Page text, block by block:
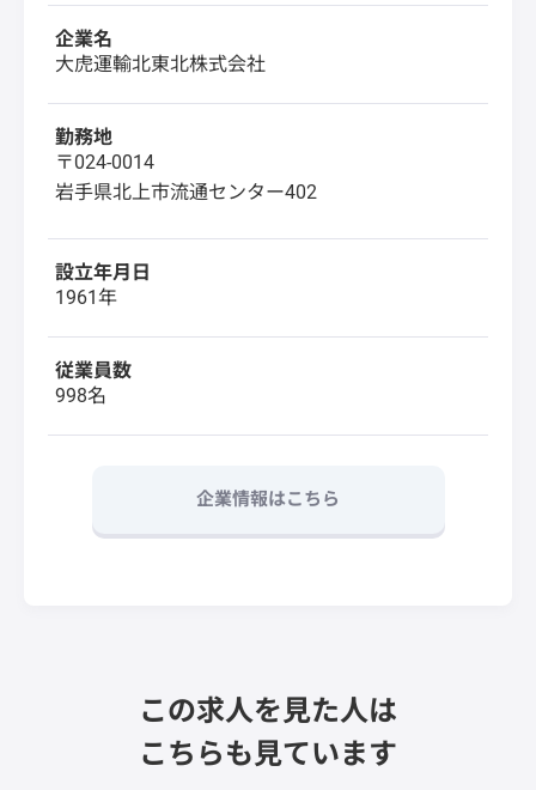
企業名
大虎運輸北東北株式会社
勤務地
〒024-0014
岩手県北上市流通センター402
設立年月日
1961年
従業員数
998名
企業情報はこちら
この求人を見た人は
こちらも見ています